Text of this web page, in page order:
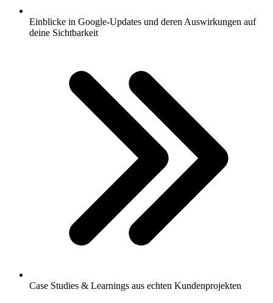
Einblicke in Google-Updates und deren Auswirkungen auf
deine Sichtbarkeit
Case Studies & Learnings aus echten Kundenprojekten